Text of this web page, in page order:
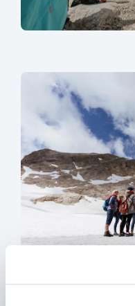
sr.lightbox.Bild